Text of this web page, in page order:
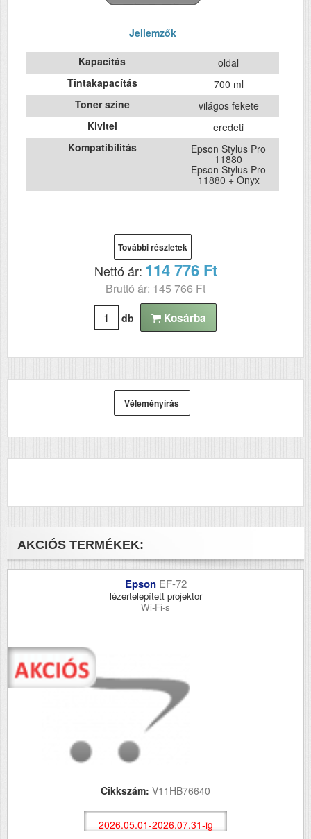
Jellemzők
Kapacitás
oldal
Tintakapacítás
700 ml
Toner szine
világos fekete
Kivitel
eredeti
Kompatibilitás
Epson Stylus Pro
11880
Epson Stylus Pro
11880 + Onyx
További részletek
Nettó ár: 114 776 Ft
Bruttó ár: 145 766 Ft
db Kosárba
Véleményírás
AKCIÓS TERMÉKEK:
Epson EF-72
lézertelepített projektor
Wi-Fi-s
Cikkszám: V11HB76640
2026.05.01-2026.07.31-ig